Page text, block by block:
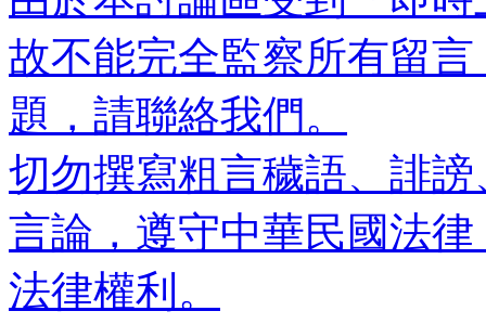
故不能完全監察所有留
題，請聯絡我們。
切勿撰寫粗言穢語、誹
言論，遵守中華民國法
法律權利。